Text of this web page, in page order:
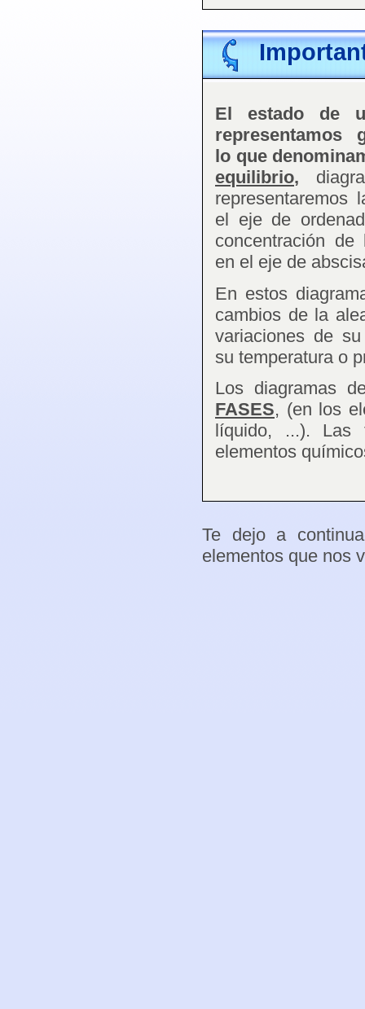
El estado de
representamos
lo que
equilibrio,
representaremos
el eje de
concentración de
en el eje de
En estos
cambios de la
variaciones de
su temperatura o
Los diagramas
FASES, (en los
líquido, ...).
elementos
Te dejo a
elementos que nos